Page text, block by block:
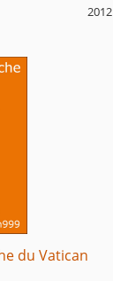
2012
du Vatican